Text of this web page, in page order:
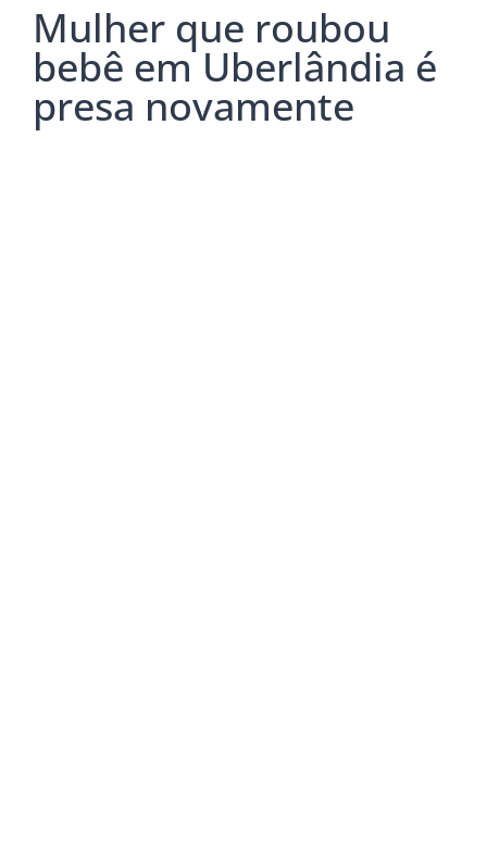
Mulher que roubou
bebê em Uberlândia é
presa novamente